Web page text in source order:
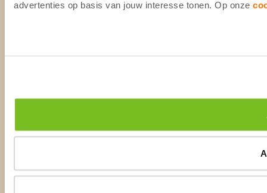
advertenties op basis van jouw interesse tonen. Op onze